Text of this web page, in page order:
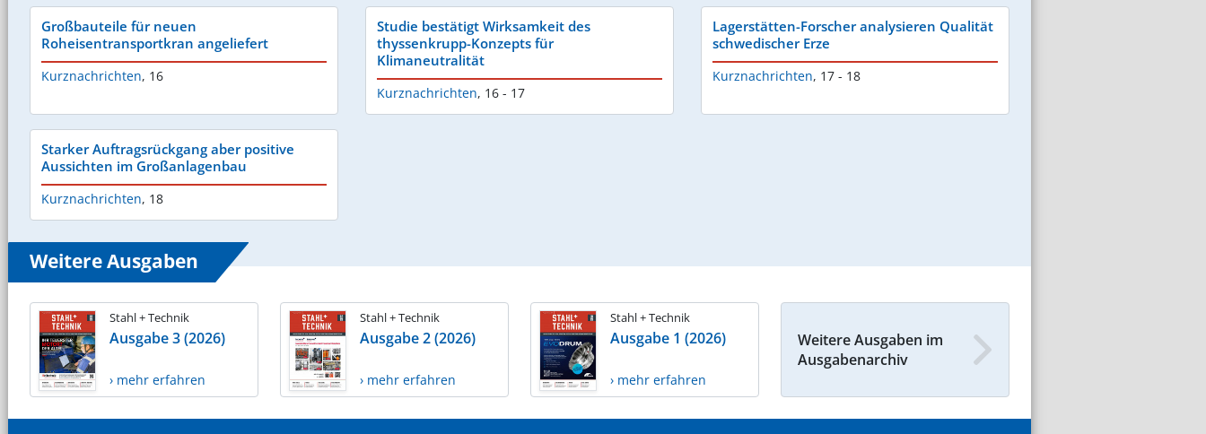
Großbauteile für neuen
Roheisentransportkran angeliefert
Kurznachrichten, 16
Studie bestätigt Wirksamkeit des
thyssenkrupp-Konzepts für
Klimaneutralität
Kurznachrichten, 16 - 17
Lagerstätten-Forscher analysieren Qualität
schwedischer Erze
Kurznachrichten, 17 - 18
Starker Auftragsrückgang aber positive
Aussichten im Großanlagenbau
Kurznachrichten, 18
Weitere Ausgaben
Stahl + Technik
Ausgabe 3 (2026)
› mehr erfahren
Stahl + Technik
Ausgabe 2 (2026)
› mehr erfahren
Stahl + Technik
Ausgabe 1 (2026)
› mehr erfahren
Weitere Ausgaben im
Ausgabenarchiv